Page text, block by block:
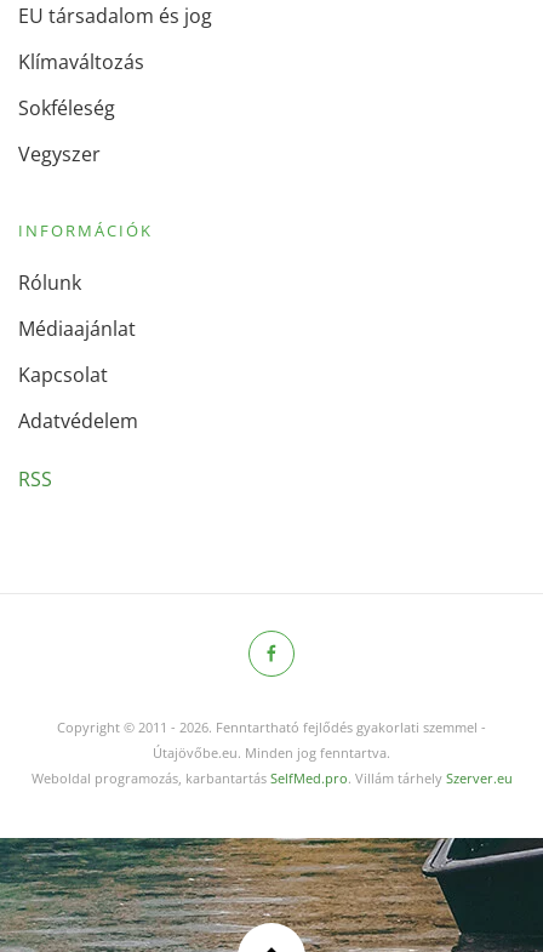
EU társadalom és jog
Klímaváltozás
Sokféleség
Vegyszer
INFORMÁCIÓK
Rólunk
Médiaajánlat
Kapcsolat
Adatvédelem
RSS
Copyright © 2011 - 2026. Fenntartható fejlődés gyakorlati szemmel -
Útajövőbe.eu. Minden jog fenntartva.
Weboldal programozás, karbantartás SelfMed.pro. Villám tárhely Szerver.eu